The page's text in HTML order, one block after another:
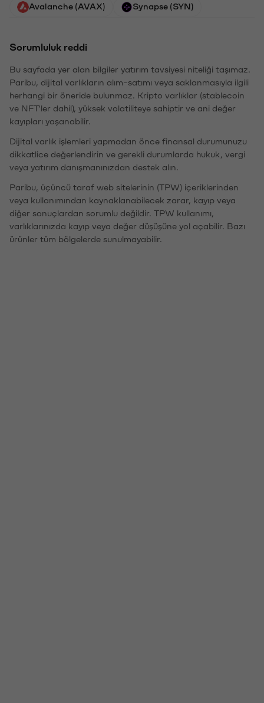
Avalanche (AVAX) Synapse (SYN)
Sorumluluk reddi
Bu sayfada yer alan bilgiler yatırım tavsiyesi niteliği taşımaz.
Paribu, dijital varlıkların alım-satımı veya saklanmasıyla ilgili
herhangi bir öneride bulunmaz. Kripto varlıklar (stablecoin
ve NFT'ler dahil), yüksek volatiliteye sahiptir ve ani değer
kayıpları yaşanabilir.
Dijital varlık işlemleri yapmadan önce finansal durumunuzu
dikkatlice değerlendirin ve gerekli durumlarda hukuk, vergi
veya yatırım danışmanınızdan destek alın.
Paribu, üçüncü taraf web sitelerinin (TPW) içeriklerinden
veya kullanımından kaynaklanabilecek zarar, kayıp veya
diğer sonuçlardan sorumlu değildir. TPW kullanımı,
varlıklarınızda kayıp veya değer düşüşüne yol açabilir. Bazı
ürünler tüm bölgelerde sunulmayabilir.